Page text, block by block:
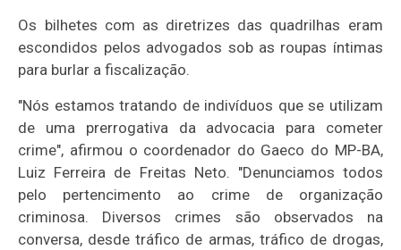
Os bilhetes com as diretrizes das quadrilhas eram
escondidos pelos advogados sob as roupas íntimas
para burlar a fiscalização.
"Nós estamos tratando de indivíduos que se utilizam
de uma prerrogativa da advocacia para cometer
crime", afirmou o coordenador do Gaeco do MP-BA,
Luiz Ferreira de Freitas Neto. "Denunciamos todos
pelo pertencimento ao crime de organização
criminosa. Diversos crimes são observados na
conversa, desde tráfico de armas, tráfico de drogas,